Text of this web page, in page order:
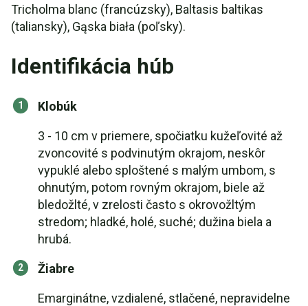
Tricholma blanc (francúzsky), Baltasis baltikas
(taliansky), Gąska biała (poľsky).
Identifikácia húb
Klobúk
3 - 10 cm v priemere, spočiatku kužeľovité až
zvoncovité s podvinutým okrajom, neskôr
vypuklé alebo sploštené s malým umbom, s
ohnutým, potom rovným okrajom, biele až
bledožlté, v zrelosti často s okrovožltým
stredom; hladké, holé, suché; dužina biela a
hrubá.
Žiabre
Emarginátne, vzdialené, stlačené, nepravidelne